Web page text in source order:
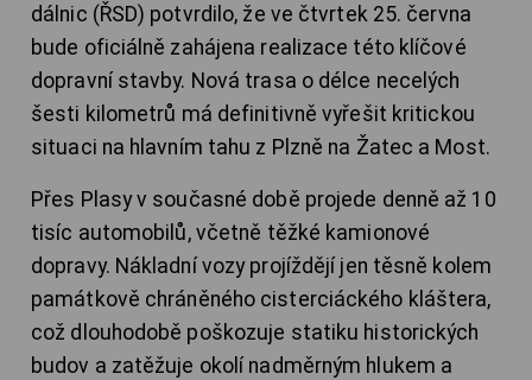
dálnic (ŘSD) potvrdilo, že ve čtvrtek 25. června
bude oficiálně zahájena realizace této klíčové
dopravní stavby. Nová trasa o délce necelých
šesti kilometrů má definitivně vyřešit kritickou
situaci na hlavním tahu z Plzně na Žatec a Most.
Přes Plasy v současné době projede denně až 10
tisíc automobilů, včetně těžké kamionové
dopravy. Nákladní vozy projíždějí jen těsně kolem
památkově chráněného cisterciáckého kláštera,
což dlouhodobě poškozuje statiku historických
budov a zatěžuje okolí nadměrným hlukem a